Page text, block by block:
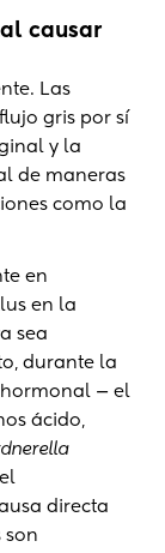
causar
Las
gris por sí
y la
de maneras
como la
en
en la
sea
durante la
— el
ácido,
directa
son